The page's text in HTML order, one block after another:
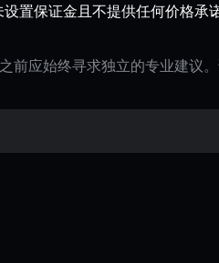
置保证金且不提供任何价格
应始终寻求独立的专业建议